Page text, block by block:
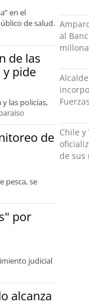
en el
de salud.
de las
y pide
las policías,
de
pesca, se
por
judicial
alcanza
Verde
al
Chile y
de sus